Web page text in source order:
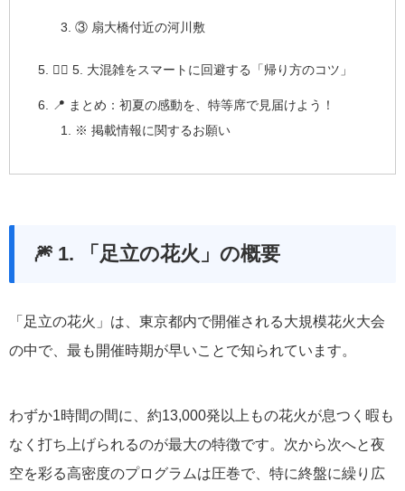
③ 扇大橋付近の河川敷
🚶‍♂️ 5. 大混雑をスマートに回避する「帰り方のコツ」
📍 まとめ：初夏の感動を、特等席で見届けよう！
※ 掲載情報に関するお願い
🎆 1. 「足立の花火」の概要
「足立の花火」は、東京都内で開催される大規模花火大会
の中で、最も開催時期が早いことで知られています。
わずか1時間の間に、約13,000発以上もの花火が息つく暇も
なく打ち上げられるのが最大の特徴です。次から次へと夜
空を彩る高密度のプログラムは圧巻で、特に終盤に繰り広